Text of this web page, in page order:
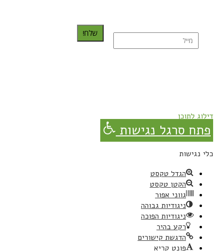
שלח!
דילוג לתוכן
פתח סרגל נגישות
כלי נגישות
הגדל טקסט
הקטן טקסט
גווני אפור
ניגודיות גבוהה
ניגודיות הפוכה
רקע בהיר
הדגשת קישורים
פונט קריא